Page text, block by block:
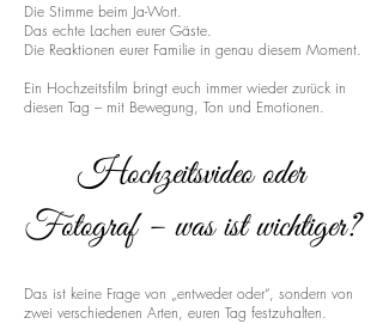
Die Stimme beim Ja-Wort.
Das echte Lachen eurer Gäste.
Die Reaktionen eurer Familie in genau diesem Moment.
Ein Hochzeitsfilm bringt euch immer wieder zurück in
diesen Tag – mit Bewegung, Ton und Emotionen.
Hochzeitsvideo oder
Fotograf – was ist wichtiger?
Das ist keine Frage von „entweder oder“, sondern von
zwei verschiedenen Arten, euren Tag festzuhalten.